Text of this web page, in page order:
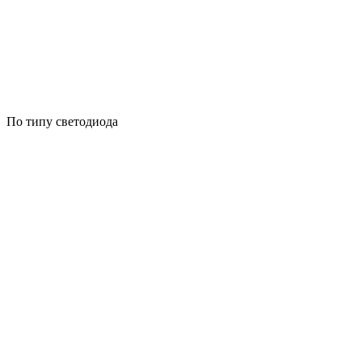
По типу светодиода